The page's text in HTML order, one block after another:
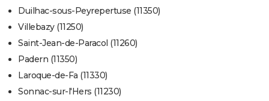
Duilhac-sous-Peyrepertuse (11350)
Villebazy (11250)
Saint-Jean-de-Paracol (11260)
Padern (11350)
Laroque-de-Fa (11330)
Sonnac-sur-l'Hers (11230)